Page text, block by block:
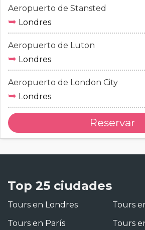
Aeropuerto de Stansted
➥ Londres
Aeropuerto de Luton
➥ Londres
Aeropuerto de London City
➥ Londres
Reservar
Top 25 ciudades
Tours en Londres
Tours en París
Tours
Tours